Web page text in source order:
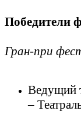
Победители
Гран-при
Ведущий
–